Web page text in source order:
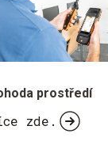
prostředí
zde.